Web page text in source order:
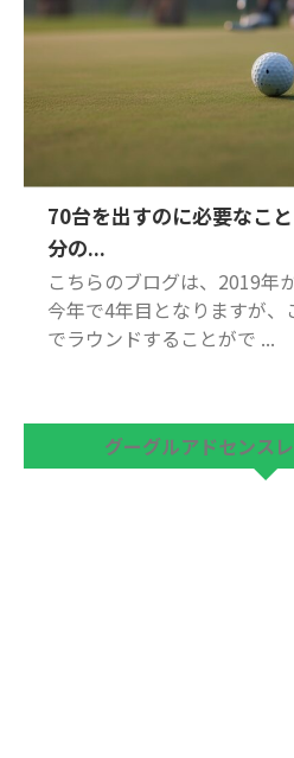
70台を出すのに必要なこ
分の...
こちらのブログは、2019年
今年で4年目となりますが
でラウンドすることがで ...
グーグルアドセンス